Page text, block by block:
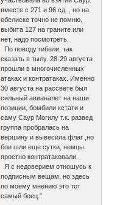
вместе с 271 и 96 сд. , но на
обелиске точно не помню,
выбита 127 на граните или
нет, надо посмотреть.
По поводу гибели, так
сказать в тылу. 28-29 августа
прошли в многочисленных
атаках и контратаках. Именно
30 августа на рассвете был
сильный авианалет на наши
позиции, бомбили кстати и
саму Саур Могилу т.к. развед
группа пробралась на
вершину и вывесила флаг ,но
бои шли еще сутки, немцы
яростно контратаковали.
Я с недоверием отношусь к
подписным вещам, но здесь
по моему мнению это тот
самый боец."